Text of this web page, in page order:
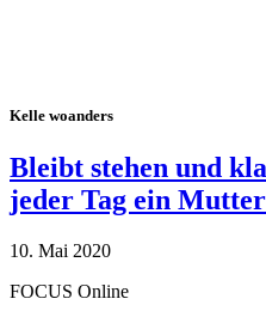
Kelle woanders
Bleibt stehen und
jeder Tag ein
10. Mai 2020
FOCUS Online